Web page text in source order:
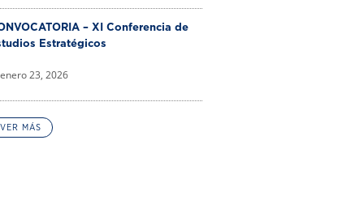
– XI Conferencia de
Estratégicos
23, 2026
VER MÁS